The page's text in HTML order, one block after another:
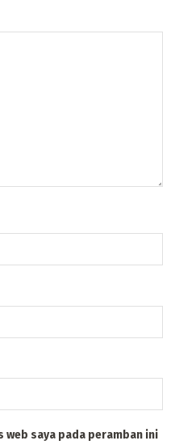
web saya pada peramban ini